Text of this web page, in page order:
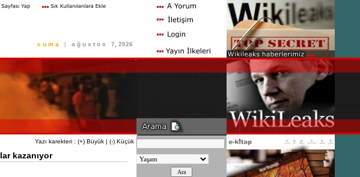
c u m a | a ğ u s t o s 7, 2026
Yazı karekteri : (+) Büyük | (-) Küçük
kazanıyor